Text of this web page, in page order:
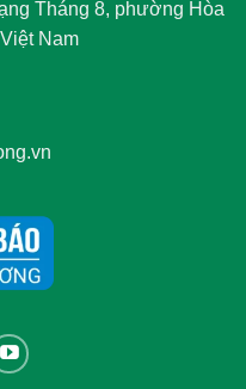
Tháng 8, phường Hòa
Nam